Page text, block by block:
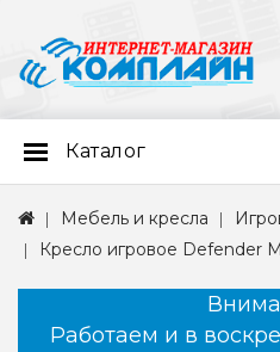
Каталог
Мебель и кресла
Кресло игровое Defender
Работаем и в